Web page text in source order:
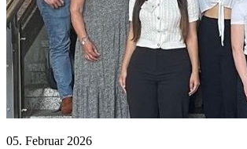
05. Februar 2026